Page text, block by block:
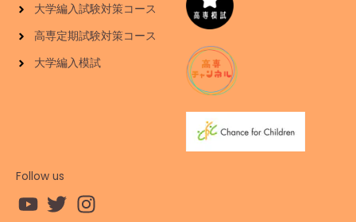
大学編入試験対策コース
高専定期試験対策コース
大学編入模試
Follow us